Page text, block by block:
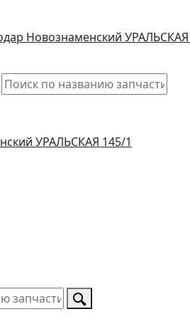
Новознаменский УРАЛЬСКАЯ
УРАЛЬСКАЯ 145/1